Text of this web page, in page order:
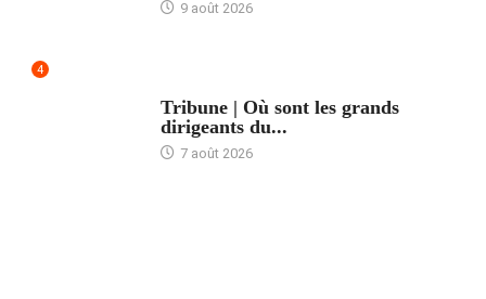
9 août 2026
4
Tribune | Où sont les grands
dirigeants du...
7 août 2026